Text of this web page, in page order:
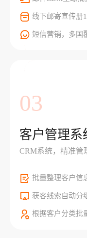
线下邮寄宣传册
短信营销，多国
03
客户管理系
CRM系统，精准管
批量整理客户信
获客线索自动分
根据客户分类批